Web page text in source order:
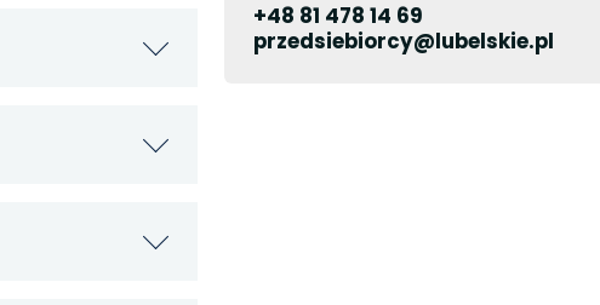
+48 81 478 14 69
przedsiebiorcy@lubelskie.pl